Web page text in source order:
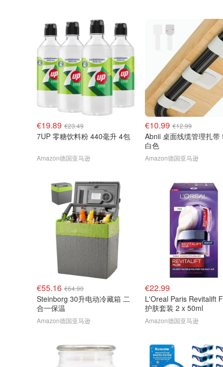
€19.89 €23.49
7UP 零糖饮料粉 440毫升 4包
Amazon德国亚马逊
€10.99 €12.99
Abnii 桌面线缆管理扎带
白色
Amazon德国亚马逊
€55.16 €64.90
Steinborg 30升电动冷藏箱 二
合一保温
Amazon德国亚马逊
€22.99
L'Oreal Paris Revitalift
护肤套装 2 x 50ml
Amazon德国亚马逊